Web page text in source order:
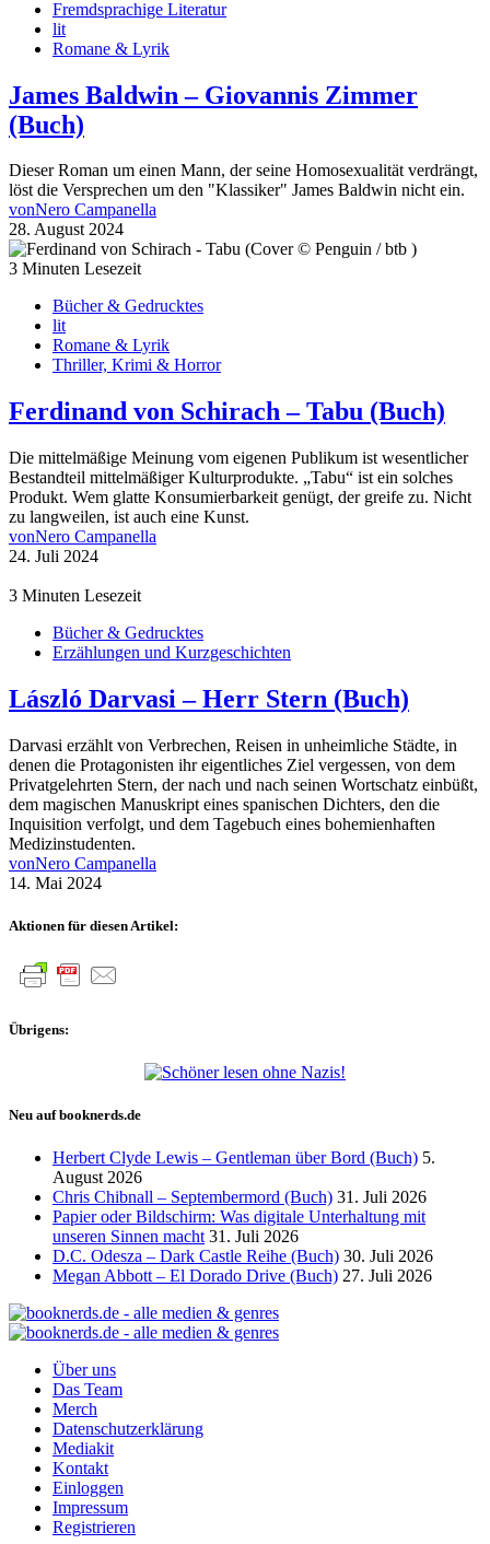
Fremdsprachige Literatur
lit
Romane & Lyrik
James Baldwin – Giovannis Zimmer
(Buch)
Dieser Roman um einen Mann, der seine Homosexualität verdrängt,
löst die Versprechen um den "Klassiker" James Baldwin nicht ein.
vonNero Campanella
28. August 2024
3 Minuten Lesezeit
Bücher & Gedrucktes
lit
Romane & Lyrik
Thriller, Krimi & Horror
Ferdinand von Schirach – Tabu (Buch)
Die mittelmäßige Meinung vom eigenen Publikum ist wesentlicher
Bestandteil mittelmäßiger Kulturprodukte. „Tabu“ ist ein solches
Produkt. Wem glatte Konsumierbarkeit genügt, der greife zu. Nicht
zu langweilen, ist auch eine Kunst.
vonNero Campanella
24. Juli 2024
3 Minuten Lesezeit
Bücher & Gedrucktes
Erzählungen und Kurzgeschichten
László Darvasi – Herr Stern (Buch)
Darvasi erzählt von Verbrechen, Reisen in unheimliche Städte, in
denen die Protagonisten ihr eigentliches Ziel vergessen, von dem
Privatgelehrten Stern, der nach und nach seinen Wortschatz einbüßt,
dem magischen Manuskript eines spanischen Dichters, den die
Inquisition verfolgt, und dem Tagebuch eines bohemienhaften
Medizinstudenten.
vonNero Campanella
14. Mai 2024
Aktionen für diesen Artikel:
Übrigens:
Neu auf booknerds.de
Herbert Clyde Lewis – Gentleman über Bord (Buch) 5.
August 2026
Chris Chibnall – Septembermord (Buch) 31. Juli 2026
Papier oder Bildschirm: Was digitale Unterhaltung mit
unseren Sinnen macht 31. Juli 2026
D.C. Odesza – Dark Castle Reihe (Buch) 30. Juli 2026
Megan Abbott – El Dorado Drive (Buch) 27. Juli 2026
Über uns
Das Team
Merch
Datenschutzerklärung
Mediakit
Kontakt
Einloggen
Impressum
Registrieren